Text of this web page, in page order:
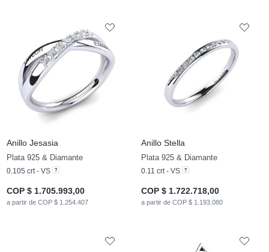
Anillo Jesasia
Plata 925 & Diamante
0.105 crt - VS
COP $ 1.705.993,00
a partir de COP $ 1.254.407
Anillo Stella
Plata 925 & Diamante
0.11 crt - VS
COP $ 1.722.718,00
a partir de COP $ 1.193.080